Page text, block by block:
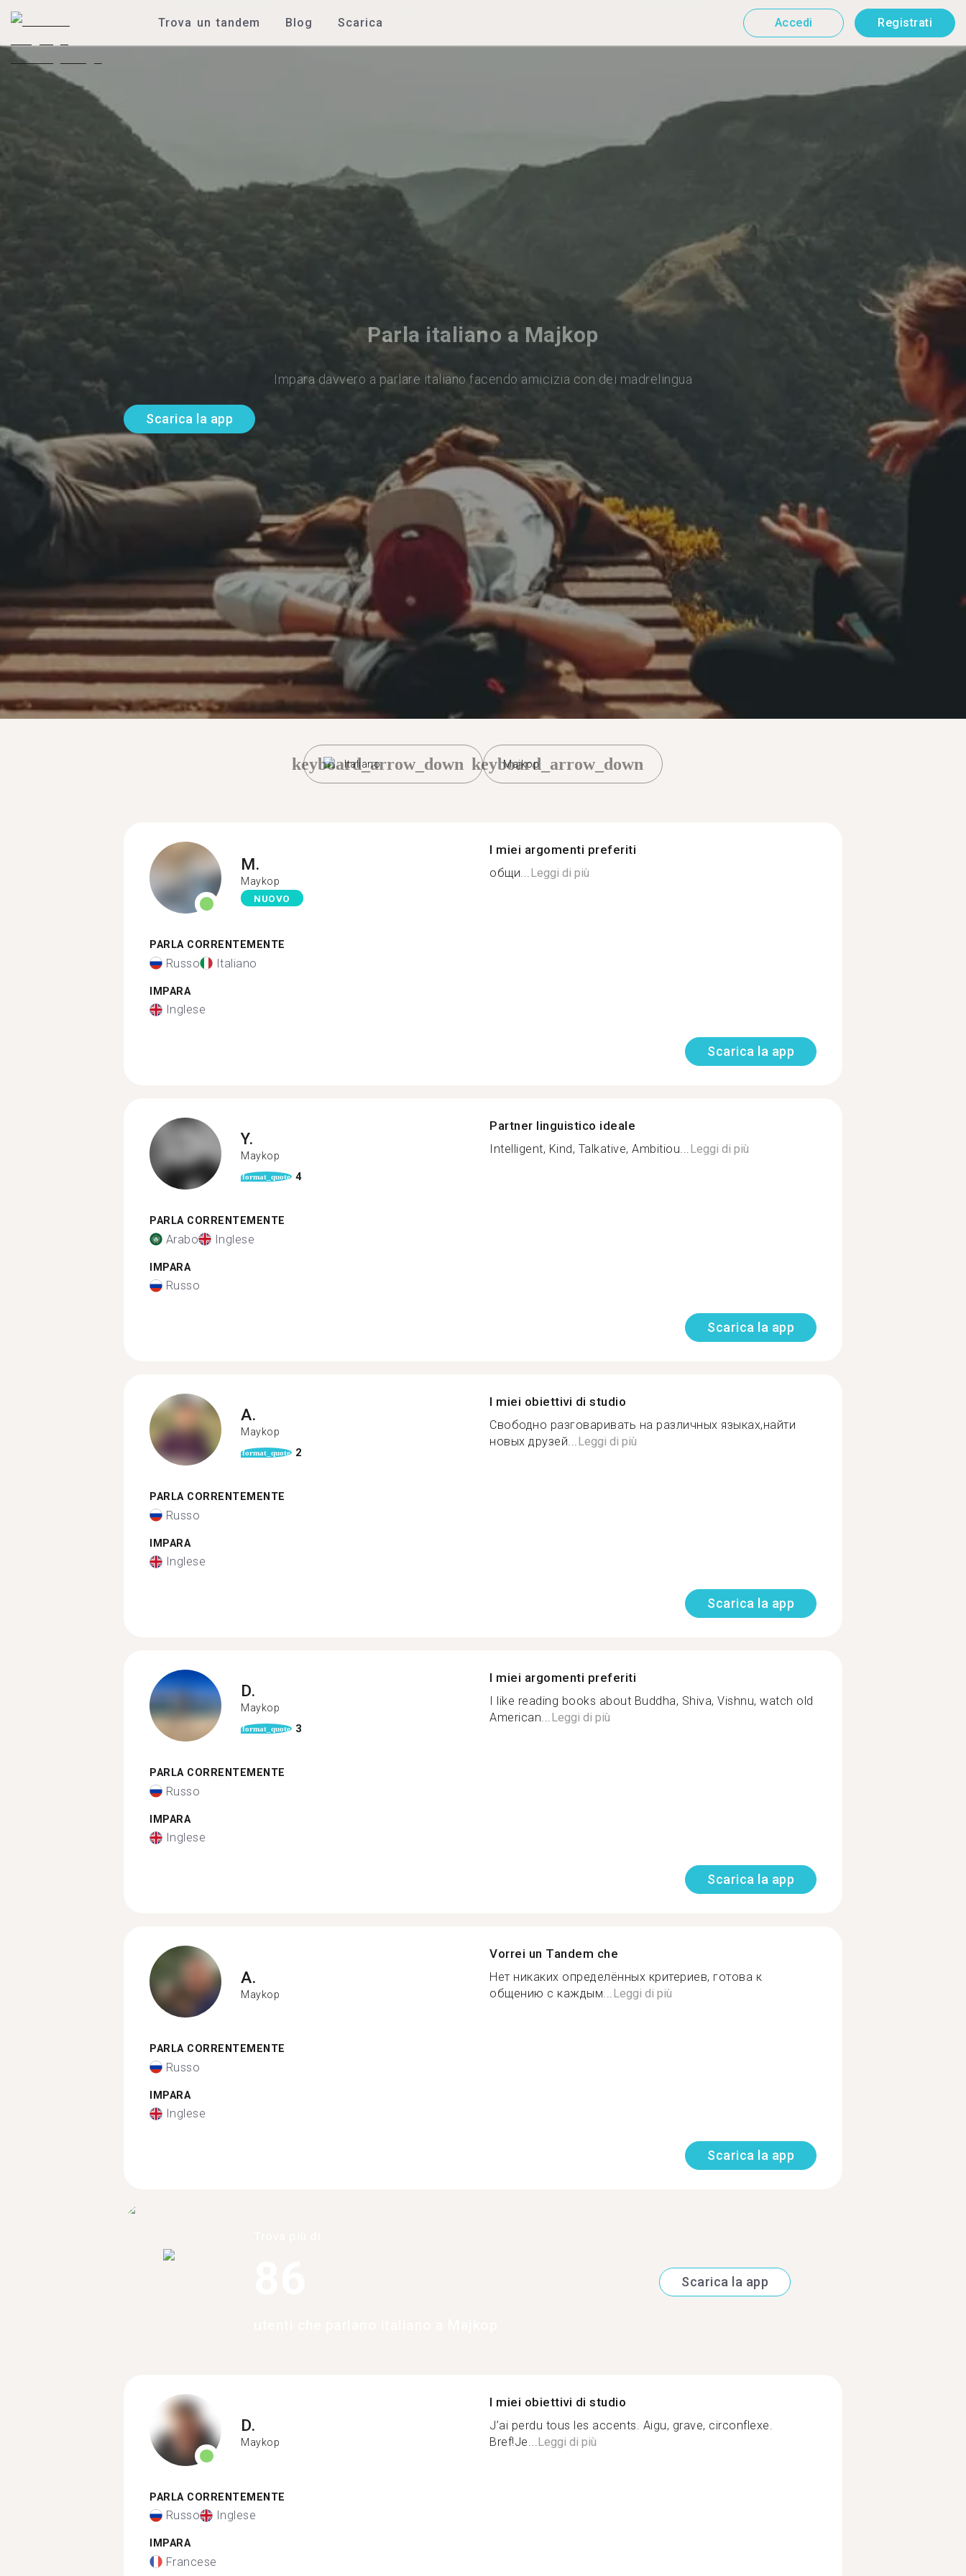
Trova un tandem Blog Scarica Accedi Registrati
Parla italiano a Majkop
Impara davvero a parlare italiano facendo amicizia con dei madrelingua
Scarica la app
Italiano
keyboard_arrow_down Majkop
keyboard_arrow_down
M.
Maykop
NUOVO
PARLA CORRENTEMENTE
Russo Italiano
IMPARA
Inglese
I miei argomenti preferiti
общи...Leggi di più
Scarica la app
Y.
Maykop
format_quote 4
PARLA CORRENTEMENTE
Arabo Inglese
IMPARA
Russo
Partner linguistico ideale
Intelligent, Kind, Talkative, Ambitiou...Leggi di più
Scarica la app
A.
Maykop
format_quote 2
PARLA CORRENTEMENTE
Russo
IMPARA
Inglese
I miei obiettivi di studio
Свободно разговаривать на различных языках,найти
новых друзей...Leggi di più
Scarica la app
D.
Maykop
format_quote 3
PARLA CORRENTEMENTE
Russo
IMPARA
Inglese
I miei argomenti preferiti
I like reading books about Buddha, Shiva, Vishnu, watch old
American...Leggi di più
Scarica la app
A.
Maykop
PARLA CORRENTEMENTE
Russo
IMPARA
Inglese
Vorrei un Tandem che
Нет никаких определённых критериев, готова к
общению с каждым...Leggi di più
Scarica la app
Scarica la app
D.
Maykop
PARLA CORRENTEMENTE
Russo Inglese
IMPARA
Francese
I miei obiettivi di studio
J’ai perdu tous les accents. Aigu, grave, circonflexe.
Bref!Je... Leggi di più